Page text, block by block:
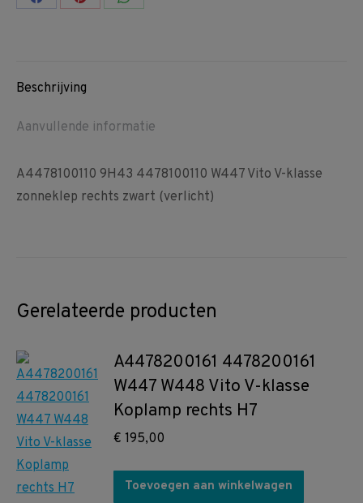
Share Share Share
Beschrijving
Aanvullende informatie
A4478100110 9H43 4478100110 W447 Vito V-klasse
zonneklep rechts zwart (verlicht)
Gerelateerde producten
A4478200161 4478200161
W447 W448 Vito V-klasse
Koplamp rechts H7
€ 195,00
Toevoegen aan winkelwagen